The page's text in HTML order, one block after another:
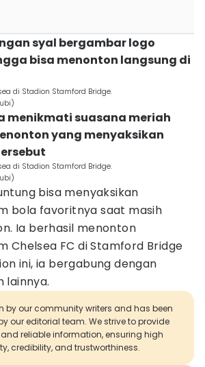
syal bergambar logo
bisa menonton langsung di
di Stadion Stamford Bridge.
menikmati suasana meriah
yang menyaksikan
di Stadion Stamford Bridge.
bisa menyaksikan
bola favoritnya saat masih
Ia berhasil menonton
Chelsea FC di Stamford Bridge
ini, ia bergabung dengan
lainnya.
by our community writers and has been
our editorial team. We strive to provide
reliable information, ensuring high
credibility, and trustworthiness.